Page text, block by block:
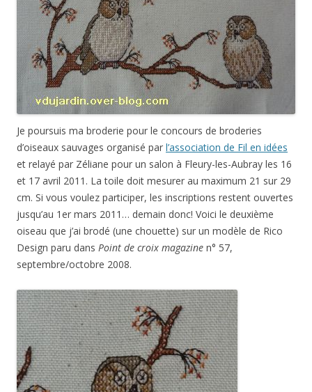
Je poursuis ma broderie pour le concours de broderies
d’oiseaux sauvages organisé par l’association de Fil en idées
et relayé par Zéliane pour un salon à Fleury-les-Aubray les 16
et 17 avril 2011. La toile doit mesurer au maximum 21 sur 29
cm. Si vous voulez participer, les inscriptions restent ouvertes
jusqu’au 1er mars 2011… demain donc! Voici le deuxième
oiseau que j’ai brodé (une chouette) sur un modèle de Rico
Design paru dans Point de croix magazine n° 57,
septembre/octobre 2008.